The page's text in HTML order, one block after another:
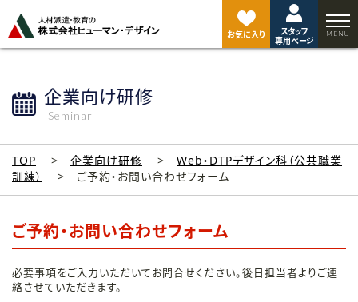
お気に入り
スタッフ
専用ページ
企業向け研修
Seminar
TOP 企業向け研修
Web・DTPデザイン科（公共職業
訓練）
ご予約・お問い合わせフォーム
ご予約・お問い合わせフォーム
必要事項をご入力いただいてお問合せください。後日担当者よりご連
絡させていただきます。
ジ
ト